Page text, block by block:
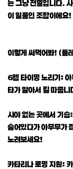
는 그냥 전멸입니다.
이 일품인 조합이에요!
이렇게 써먹어봐! (플
6렙 타이밍 노리기:
타가 알아서 킬 따줍
시야 없는 곳에서 기
숨어있다가 아무무가
노려보세요!
카타리나 로밍 지원: